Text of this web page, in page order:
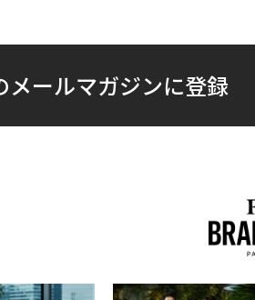
メールマガジンに登録